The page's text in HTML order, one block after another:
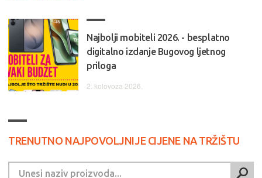
Najbolji mobiteli 2026. - besplatno
digitalno izdanje Bugovog ljetnog
priloga
2. kolovoza 2026.
TRENUTNO NAJPOVOLJNIJE CIJENE NA TRŽIŠTU